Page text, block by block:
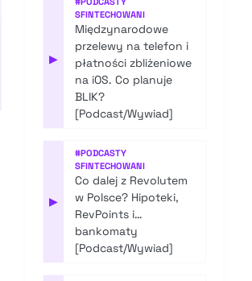
▶
SFINTECHOWANI
Międzynarodowe
przelewy na telefon i
płatności zbliżeniowe
na iOS. Co planuje
BLIK?
[Podcast/Wywiad]
▶
#PODCASTY
SFINTECHOWANI
Co dalej z Revolutem
w Polsce? Hipoteki,
RevPoints i…
bankomaty
[Podcast/Wywiad]